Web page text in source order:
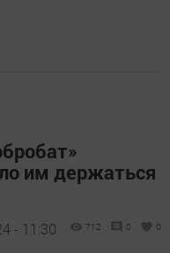
им держаться
- 11:30 712 0 0